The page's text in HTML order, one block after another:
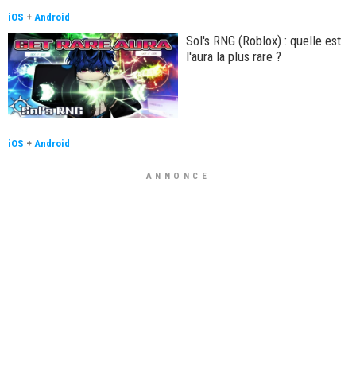
iOS + Android
Sol's RNG (Roblox) : quelle est
l'aura la plus rare ?
iOS + Android
ANNONCE